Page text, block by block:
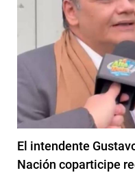
El intendente
Nación coparticipe